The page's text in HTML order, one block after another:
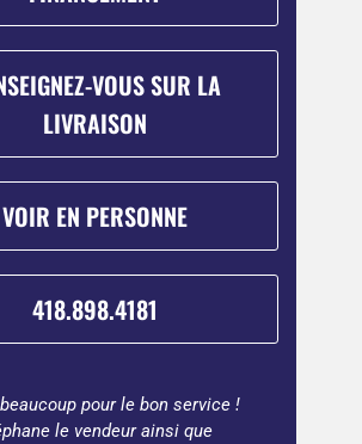
VOUS SUR LA
LIVRAISON
VOIR EN PERSONNE
418.898.4181
pour le bon service !
le vendeur ainsi que